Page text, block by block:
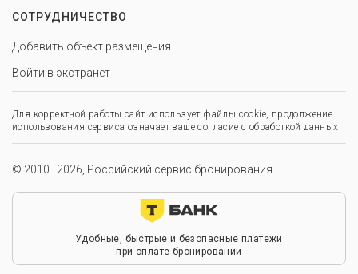
СОТРУДНИЧЕСТВО
Добавить объект размещения
Войти в экстранет
Для корректной работы сайт использует файлы cookie, продолжение
использования сервиса означает ваше согласие с обработкой данных.
© 2010–2026, Российский сервис бронирования
Удобные, быстрые и безопасные платежи
при оплате бронирований